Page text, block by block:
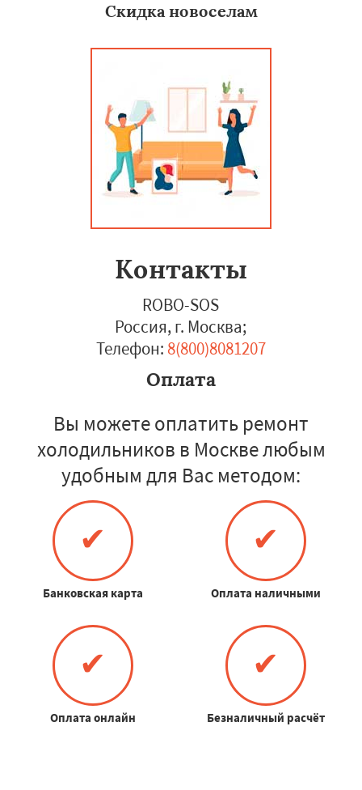
Скидка новоселам
Контакты
ROBO-SOS
Россия, г. Москва;
Телефон: 8(800)8081207
Оплата
Вы можете оплатить ремонт
холодильников в Москве любым
удобным для Вас методом:
✔
Банковская карта
✔
Оплата наличными
✔
Оплата онлайн
✔
Безналичный расчёт